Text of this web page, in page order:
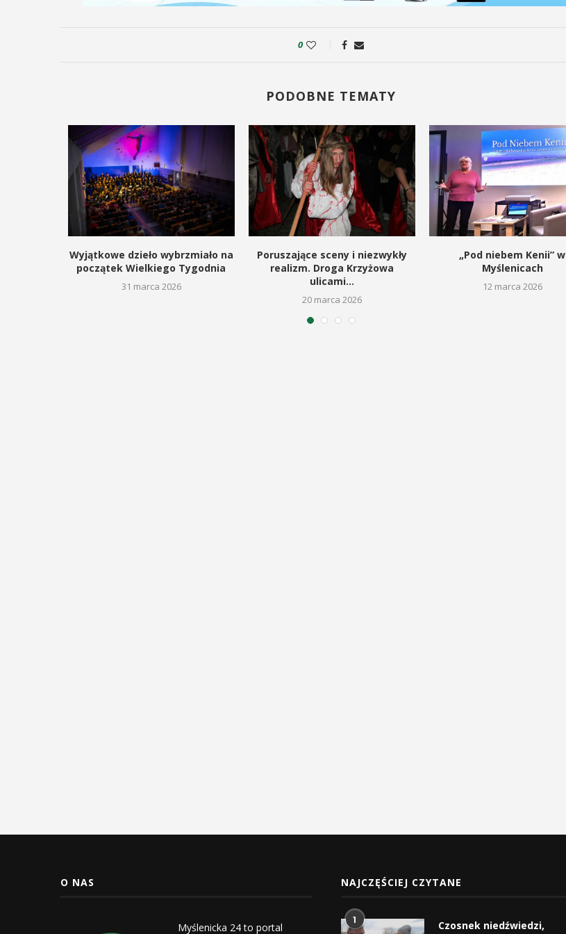
0
PODOBNE TEMATY
Wyjątkowe dzieło wybrzmiało na
początek Wielkiego Tygodnia
31 marca 2026
Poruszające sceny i niezwykły
realizm. Droga Krzyżowa
ulicami...
20 marca 2026
„Pod niebem Kenii” w
Myślenicach
12 marca 2026
regionalizmy - małe ...
O NAS
Myślenicka 24 to portal
NAJCZĘŚCIEJ CZYTANE
1
Czosnek niedźwiedzi,